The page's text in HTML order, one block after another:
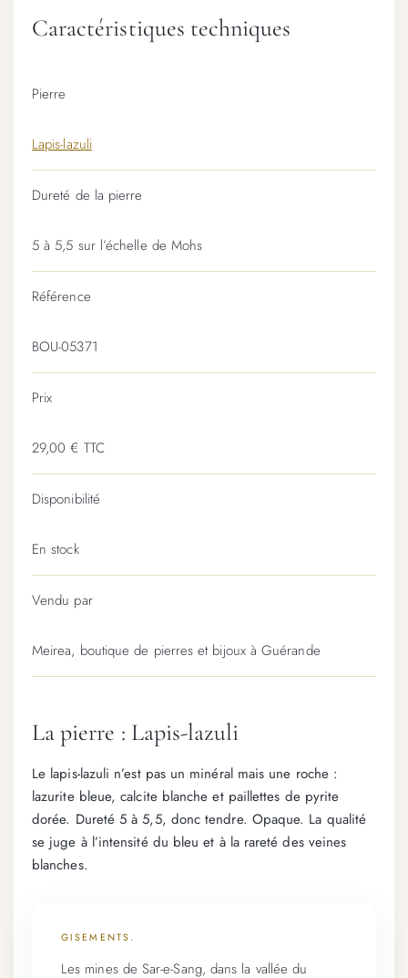
Caractéristiques techniques
Pierre
Lapis-lazuli
Dureté de la pierre
5 à 5,5 sur l’échelle de Mohs
Référence
BOU-05371
Prix
29,00 € TTC
Disponibilité
En stock
Vendu par
Meirea, boutique de pierres et bijoux à Guérande
La pierre : Lapis-lazuli
Le lapis-lazuli n’est pas un minéral mais une roche :
lazurite bleue, calcite blanche et paillettes de pyrite
dorée. Dureté 5 à 5,5, donc tendre. Opaque. La qualité
se juge à l’intensité du bleu et à la rareté des veines
blanches.
GISEMENTS.
Les mines de Sar-e-Sang, dans la vallée du